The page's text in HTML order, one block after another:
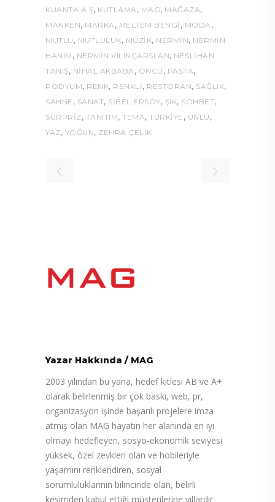
KUANTA A.Ş, KUTLAMA , MAG, MAĞAZA,
MANKEN, MARKA , MELTEM BENGİ , MODA ,
MUTLU , MUTLULUK, MÜZIK, NERMİN, NERMIN
HANIM , NERMIN KILINÇARSLAN, NESLIHAN
TANIŞ, NİHAL AKBABA , ÖNCÜ , PASTA,
PODYUM, RENK, RENKLI , RESTORAN, SAĞLIK,
SAHNE , SANAT, SİBEL ERSOY, ŞIK, SOHBET,
SÜRPRIZ, TANITIM, TEMA, TÜRKIYE , ÜNLÜ ,
YAZ, YOĞUN, ZEHRA ÇELİK
Yazar Hakkında / MAG
2003 yılından bu yana, hedef kitlesi AB ve A+
olarak belirlenmiş bir çok baskı, web, pr,
organizasyon işinde başarılı projelere imza
atmış olan MAG hayatın her alanında en iyi
olmayı hedefleyen, sosyo-ekonomik seviyesi
yüksek, özel zevkleri olan ve hobileriyle
yaşamını renklendiren, sosyal
sorumluluklarının bilincinde olan, belirli
kesimden kabul ettiği müşterilerine yıllardır